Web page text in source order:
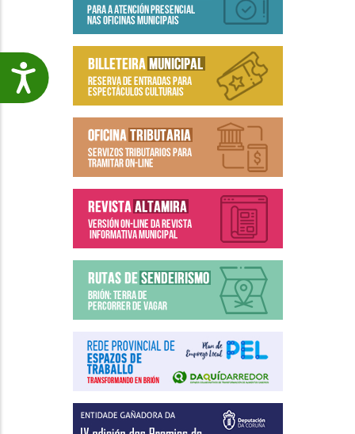
Accesibilidade